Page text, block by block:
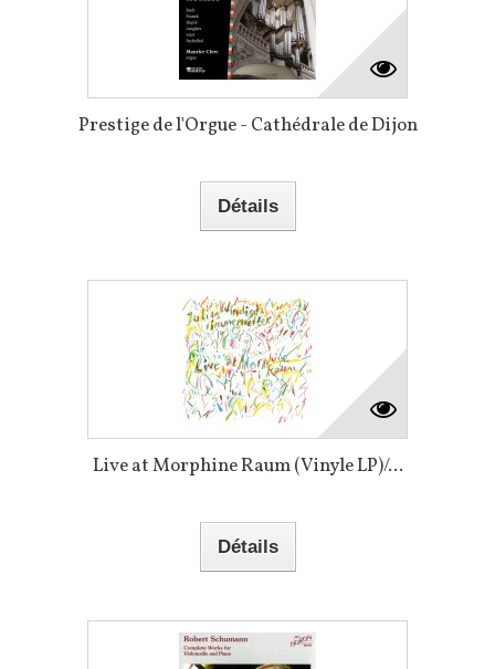
Prestige de l'Orgue - Cathédrale de Dijon
Détails
Live at Morphine Raum (Vinyle LP)/...
Détails